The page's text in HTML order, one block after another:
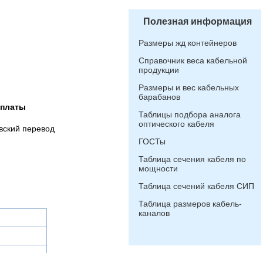
перевод
Полезная информация
Размеры жд контейнеров
Справочник веса кабельной
продукции
Размеры и вес кабельных
барабанов
Таблицы подбора аналога
оптического кабеля
ГОСТы
Таблица сечения кабеля по
мощности
Таблица сечений кабеля СИП
Таблица размеров кабель-
каналов